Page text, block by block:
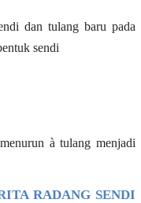
dan tulang baru pada
sendi
à tulang menjadi
RADANG SENDI